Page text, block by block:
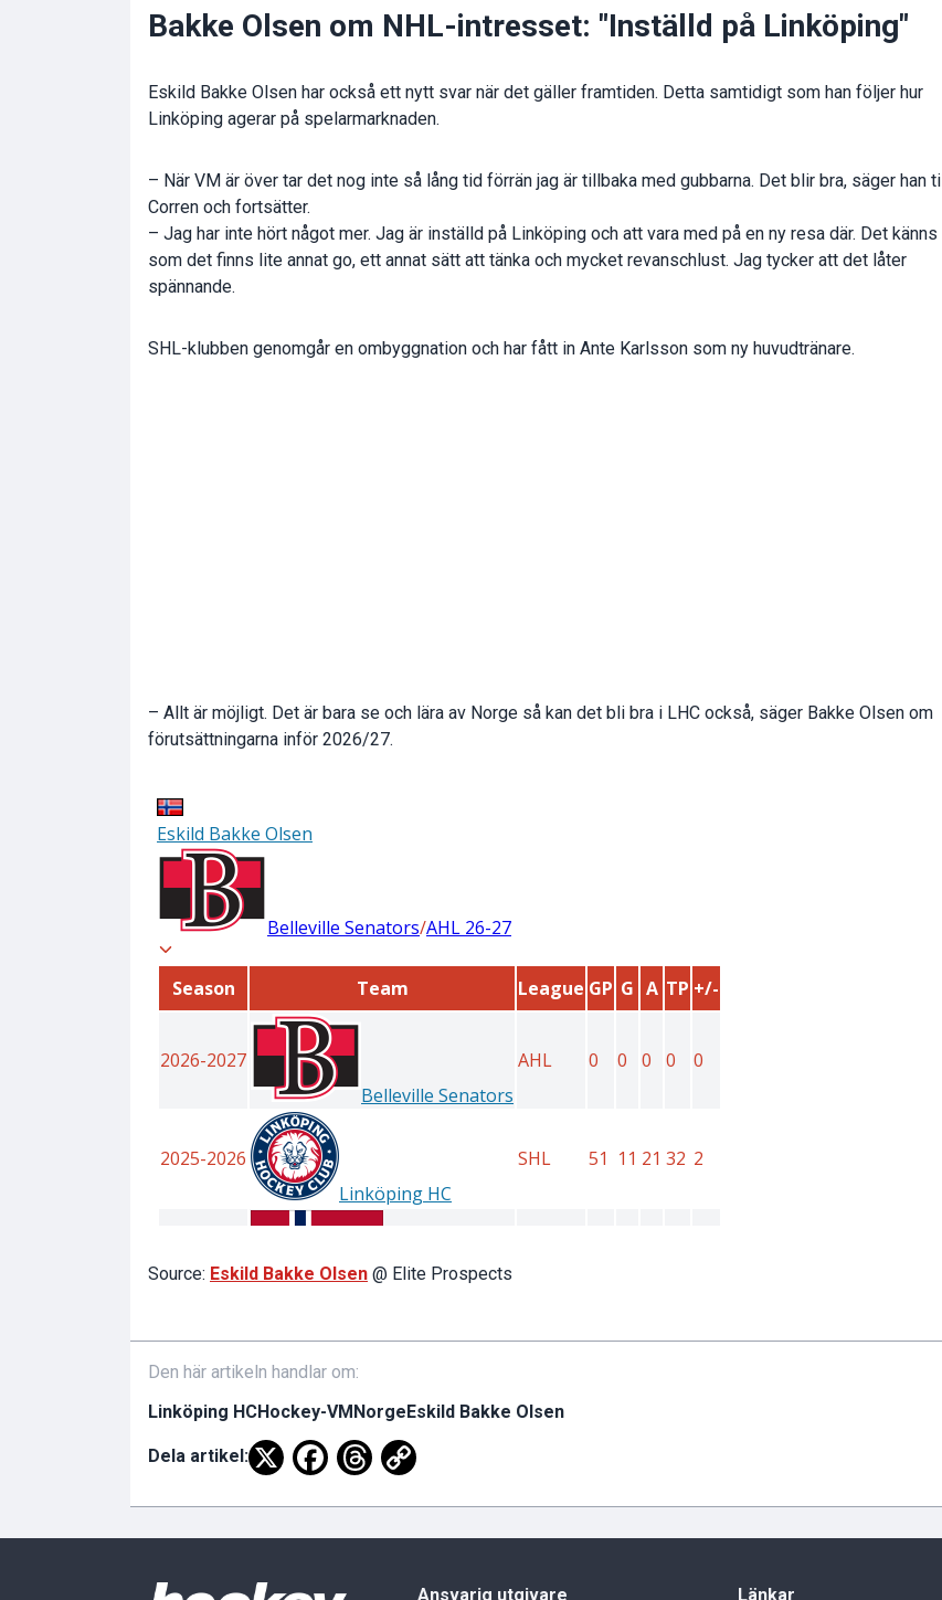
Bakke Olsen om NHL-intresset: "Inställd på Linköping"
Eskild Bakke Olsen har också ett nytt svar när det gäller framtiden. Detta samtidigt som han följer hur
Linköping agerar på spelarmarknaden.
– När VM är över tar det nog inte så lång tid förrän jag är tillbaka med gubbarna. Det blir bra, säger han till
Corren och fortsätter.
– Jag har inte hört något mer. Jag är inställd på Linköping och att vara med på en ny resa där. Det känns
som det finns lite annat go, ett annat sätt att tänka och mycket revanschlust. Jag tycker att det låter
spännande.
SHL-klubben genomgår en ombyggnation och har fått in Ante Karlsson som ny huvudtränare.
– Allt är möjligt. Det är bara se och lära av Norge så kan det bli bra i LHC också, säger Bakke Olsen om
förutsättningarna inför 2026/27.
Source: Eskild Bakke Olsen @ Elite Prospects
Den här artikeln handlar om:
Linköping HCHockey-VM Norge Eskild Bakke Olsen
Dela artikel:
Ansvarig utgivare Länkar